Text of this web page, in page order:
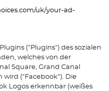
uk/your-ad-
("Plugins") des sozialen
welches von der
Square, Grand Canal
wird ("Facebook"). Die
Logos erkennbar (weißes